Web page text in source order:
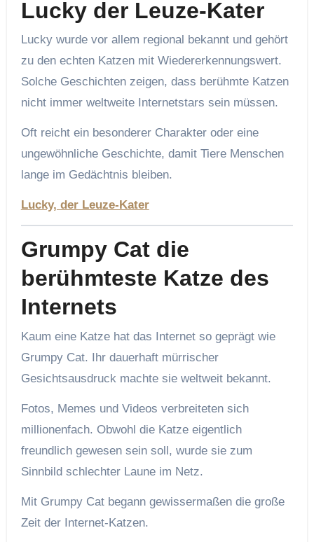
Lucky der Leuze-Kater
Lucky wurde vor allem regional bekannt und gehört
zu den echten Katzen mit Wiedererkennungswert.
Solche Geschichten zeigen, dass berühmte Katzen
nicht immer weltweite Internetstars sein müssen.
Oft reicht ein besonderer Charakter oder eine
ungewöhnliche Geschichte, damit Tiere Menschen
lange im Gedächtnis bleiben.
Lucky, der Leuze-Kater
Grumpy Cat die
berühmteste Katze des
Internets
Kaum eine Katze hat das Internet so geprägt wie
Grumpy Cat. Ihr dauerhaft mürrischer
Gesichtsausdruck machte sie weltweit bekannt.
Fotos, Memes und Videos verbreiteten sich
millionenfach. Obwohl die Katze eigentlich
freundlich gewesen sein soll, wurde sie zum
Sinnbild schlechter Laune im Netz.
Mit Grumpy Cat begann gewissermaßen die große
Zeit der Internet-Katzen.